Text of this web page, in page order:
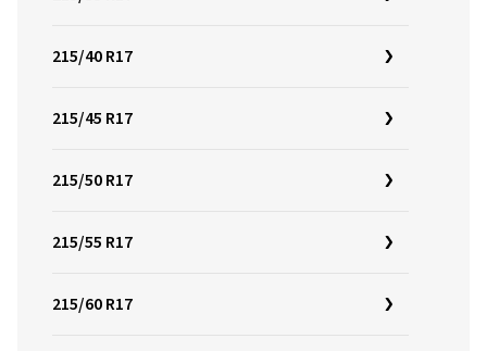
215/40 R17
215/45 R17
215/50 R17
215/55 R17
215/60 R17